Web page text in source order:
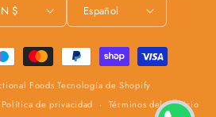
México | MXN $ Español
Foods Tecnología de Shopify
Política de privacidad Términos del servicio